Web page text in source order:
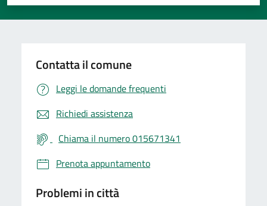
Contatta il comune
Leggi le domande frequenti
Richiedi assistenza
Chiama il numero 015671341
Prenota appuntamento
Problemi in città